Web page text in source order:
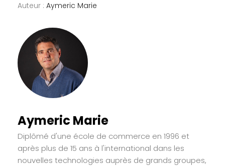
Auteur : Aymeric Marie
Aymeric Marie
Diplômé d'une école de commerce en 1996 et
après plus de 15 ans à l'international dans les
nouvelles technologies auprès de grands groupes,